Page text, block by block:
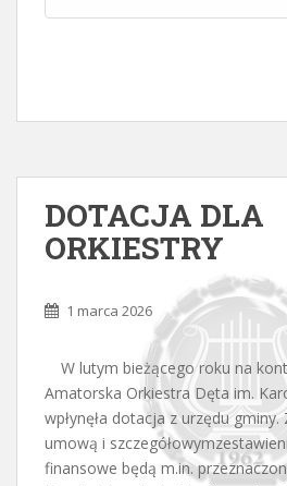
DOTACJA DLA
ORKIESTRY
1 marca 2026
W lutym bieżącego roku na
Amatorska Orkiestra Dęta im.
wpłynęła dotacja z urzędu
umową i
finansowe będą m.in.